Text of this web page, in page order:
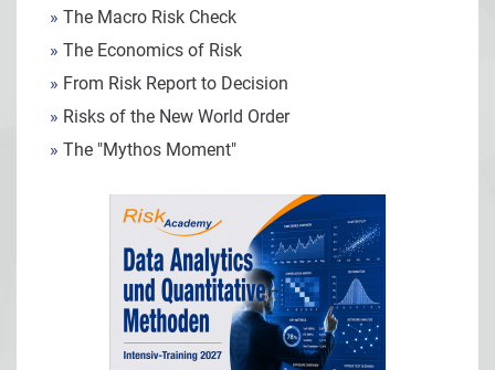
» The Macro Risk Check
» The Economics of Risk
» From Risk Report to Decision
» Risks of the New World Order
» The "Mythos Moment"